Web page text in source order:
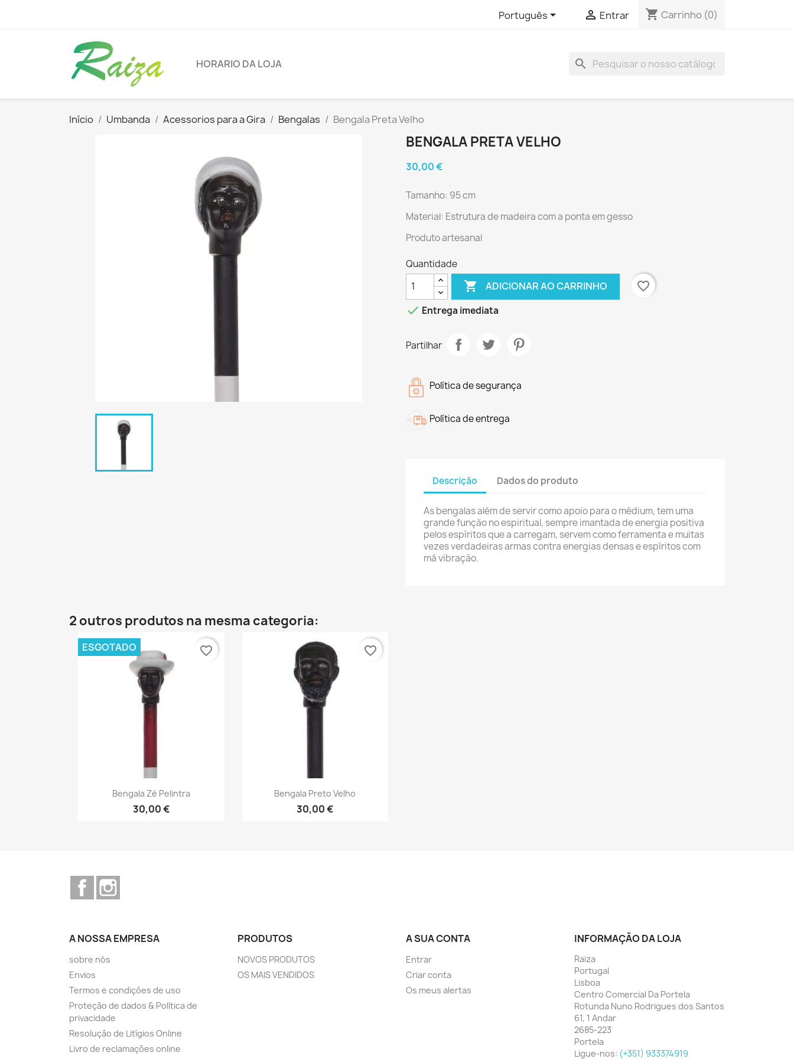
Português  Entrar shopping_cart Carrinho (0)
HORARIO DA LOJA search
Início Umbanda Acessorios para a Gira Bengalas Bengala Preta Velho
BENGALA PRETA VELHO
30,00 €
Tamanho: 95 cm
Material: Estrutura de madeira com a ponta em gesso
Produto artesanal
Quantidade
 ADICIONAR AO CARRINHO
favorite_border
 Entrega imediata
Partilhar
Política de segurança
Política de entrega
Descrição Dados do produto
As bengalas além de servir como apoio para o médium, tem uma
grande função no espiritual, sempre imantada de energia positiva
pelos espíritos que a carregam, servem como ferramenta e muitas
vezes verdadeiras armas contra energias densas e espíritos com
má vibração.
2 outros produtos na mesma categoria:
Vista rápida
Bengala Zé Pelintra
30,00 €
ESGOTADO favorite_border
Vista rápida
Bengala Preto Velho
30,00 €
favorite_border
Facebook
A NOSSA EMPRESA
sobre nós
Envios
Termos e condições de uso
Proteção de dados & Política de
privacidade
Resolução de Litígios Online
Livro de reclamações online
PRODUTOS
NOVOS PRODUTOS
OS MAIS VENDIDOS
A SUA CONTA
Entrar
Criar conta
Os meus alertas
INFORMAÇÃO DA LOJA
Raiza
Portugal
Lisboa
Centro Comercial Da Portela
Rotunda Nuno Rodrigues dos Santos
61, 1 Andar
2685-223
Portela
Ligue-nos: (+351) 933374919